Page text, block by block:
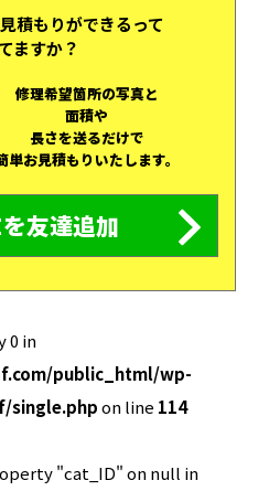
見積もりができるって
ますか？
修理希望箇所の写真と
面積や
長さを送るだけで
単お見積もりいたします。
友達追加
0 in
public_html/wp-
single.phpon line 114
"cat_ID" on null in